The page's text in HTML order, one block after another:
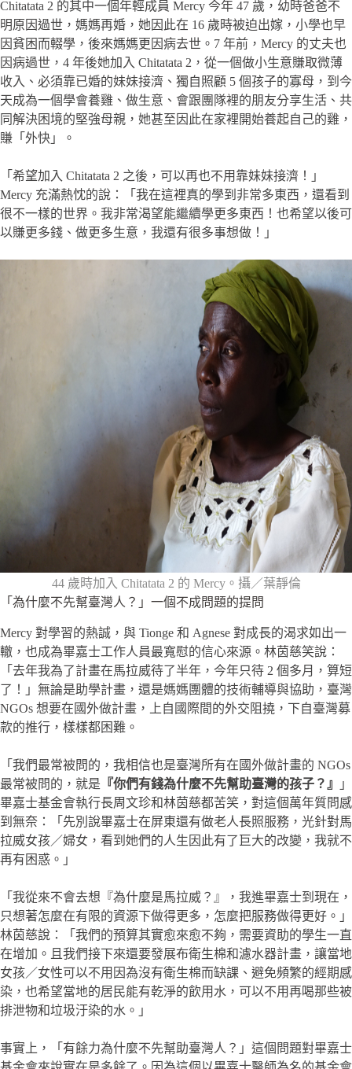
Chitatata 2 的其中一個年輕成員 Mercy 今年 47 歲，幼時爸爸不
明原因過世，媽媽再婚，她因此在 16 歲時被迫出嫁，小學也早
因貧困而輟學，後來媽媽更因病去世。7 年前，Mercy 的丈夫也
因病過世，4 年後她加入 Chitatata 2，從一個做小生意賺取微薄
收入、必須靠已婚的妹妹接濟、獨自照顧 5 個孩子的寡母，到今
天成為一個學會養雞、做生意、會跟團隊裡的朋友分享生活、共
同解決困境的堅強母親，她甚至因此在家裡開始養起自己的雞，
賺「外快」。
「希望加入 Chitatata 2 之後，可以再也不用靠妹妹接濟！」
Mercy 充滿熱忱的說：「我在這裡真的學到非常多東西，還看到
很不一樣的世界。我非常渴望能繼續學更多東西！也希望以後可
以賺更多錢、做更多生意，我還有很多事想做！」
44 歲時加入 Chitatata 2 的 Mercy。攝／葉靜倫
「為什麼不先幫臺灣人？」一個不成問題的提問
Mercy 對學習的熱誠，與 Tionge 和 Agnese 對成長的渴求如出一
轍，也成為畢嘉士工作人員最寬慰的信心來源。林茵慈笑說：
「去年我為了計畫在馬拉威待了半年，今年只待 2 個多月，算短
了！」無論是助學計畫，還是媽媽團體的技術輔導與協助，臺灣
NGOs 想要在國外做計畫，上自國際間的外交阻撓，下自臺灣募
款的推行，樣樣都困難。
「我們最常被問的，我相信也是臺灣所有在國外做計畫的 NGOs
最常被問的，就是 『你們有錢為什麼不先幫助臺灣的孩子？』
」
畢嘉士基金會執行長周文珍和林茵慈都苦笑，對這個萬年質問感
到無奈：「先別說畢嘉士在屏東還有做老人長照服務，光針對馬
拉威女孩／婦女，看到她們的人生因此有了巨大的改變，我就不
再有困惑。」
「我從來不會去想『為什麼是馬拉威？』，我進畢嘉士到現在，
只想著怎麼在有限的資源下做得更多，怎麼把服務做得更好。」
林茵慈說：「我們的預算其實愈來愈不夠，需要資助的學生一直
在增加。且我們接下來還要發展布衛生棉和濾水器計畫，讓當地
女孩／女性可以不用因為沒有衛生棉而缺課、避免頻繁的經期感
染，也希望當地的居民能有乾淨的飲用水，可以不用再喝那些被
排泄物和垃圾汙染的水。」
事實上，「有餘力為什麼不先幫助臺灣人？」這個問題對畢嘉士